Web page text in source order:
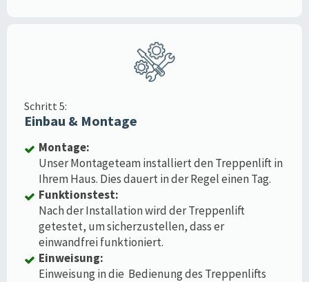
Schritt 5:
Einbau & Montage
Montage:
Unser Montageteam installiert den Treppenlift in
Ihrem Haus. Dies dauert in der Regel einen Tag.
Funktionstest:
Nach der Installation wird der Treppenlift
getestet, um sicherzustellen, dass er
einwandfrei funktioniert.
Einweisung:
Einweisung in die Bedienung des Treppenlifts